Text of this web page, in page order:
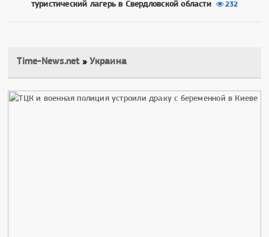
туристический лагерь в Свердловской области
232
Time-News.net»Украина